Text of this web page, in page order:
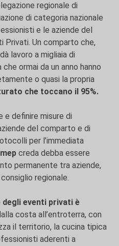
regionale di
di categoria nazionale
e le aziende del
Un comparto che,
lavoro a migliaia di
ormai da un anno hanno
o quasi la propria
che toccano il 95%.
e definire misure di
del comparto e di
per l’immediata
creda debba essere
permanente tra aziende,
regionale.
degli eventi privati è
costa all’entroterra, con
il territorio, la cucina tipica
aderenti a